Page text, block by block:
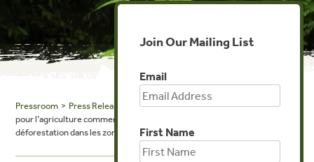
Pressroom > Press Releases
> Nouveau rapport : le défrichement illégal
pour l’agriculture commerciale est responsable de la moitié de la
déforestation dans les zones tropicales
Join Our Mailing List
Email
First Name